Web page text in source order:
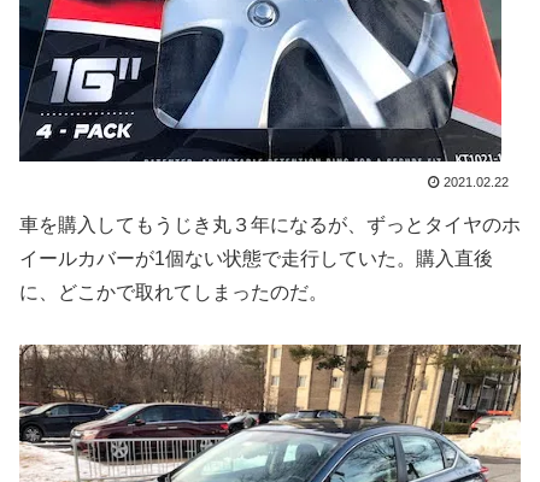
2021.02.22
車を購入してもうじき丸３年になるが、ずっとタイヤのホ
イールカバーが1個ない状態で走行していた。購入直後
に、どこかで取れてしまったのだ。